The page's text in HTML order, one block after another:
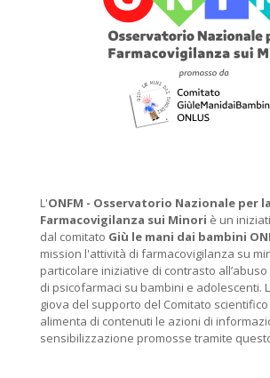
L'ONFM - Osservatorio Nazionale per la
Farmacovigilanza sui Minori è un
dal comitato Giù le mani dai bambini
mission l'attività di farmacovigilanza su
particolare iniziative di contrasto
di psicofarmaci su bambini e adolescenti.
giova del supporto del Comitato
alimenta di contenuti le azioni di
sensibilizzazione promosse tramite